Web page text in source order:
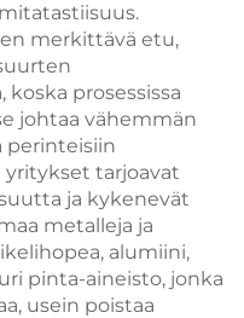
merkittävä etu,
prosessissa
johtaa vähemmän
perinteisiin
tarjoavat
ja kykenevät
metalleja ja
alumiini,
pinta-aineisto, jonka
usein poistaa